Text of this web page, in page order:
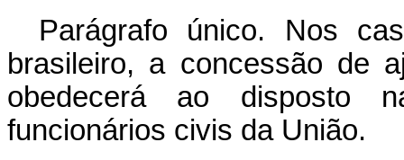
Parágrafo único. Nos
brasileiro, a concessão de
obedecerá ao disposto
funcionários civis da União.